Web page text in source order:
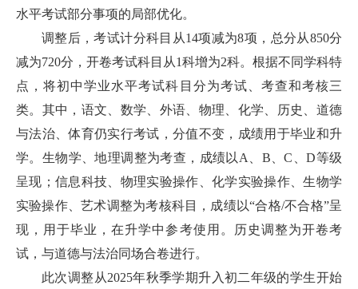
水平考试部分事项的局部优化。
调整后，考试计分科目从14项减为8项，总分从850分
减为720分，开卷考试科目从1科增为2科。根据不同学科特
点，将初中学业水平考试科目分为考试、考查和考核三
类。其中，语文、数学、外语、物理、化学、历史、道德
与法治、体育仍实行考试，分值不变，成绩用于毕业和升
学。生物学、地理调整为考查，成绩以A、B、C、D等级
呈现；信息科技、物理实验操作、化学实验操作、生物学
实验操作、艺术调整为考核科目，成绩以“合格/不合格”呈
现，用于毕业，在升学中参考使用。历史调整为开卷考
试，与道德与法治同场合卷进行。
此次调整从2025年秋季学期升入初二年级的学生开始